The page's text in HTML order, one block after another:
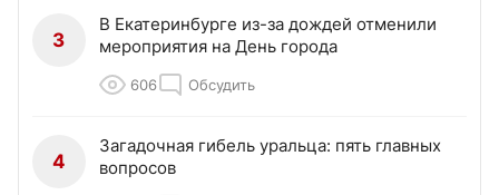
3
В Екатеринбурге из-за дождей отменили
мероприятия на День города
606 Обсудить
4
Загадочная гибель уральца: пять главных
вопросов